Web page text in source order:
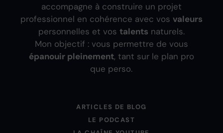
accompagne à construire un projet
professionnel en cohérence avec vos valeurs
personnelles et vos talents naturels.
Mon objectif : vous permettre de vous
épanouir pleinement, tant sur le plan pro
que perso.
ARTICLES DE BLOG
LE PODCAST